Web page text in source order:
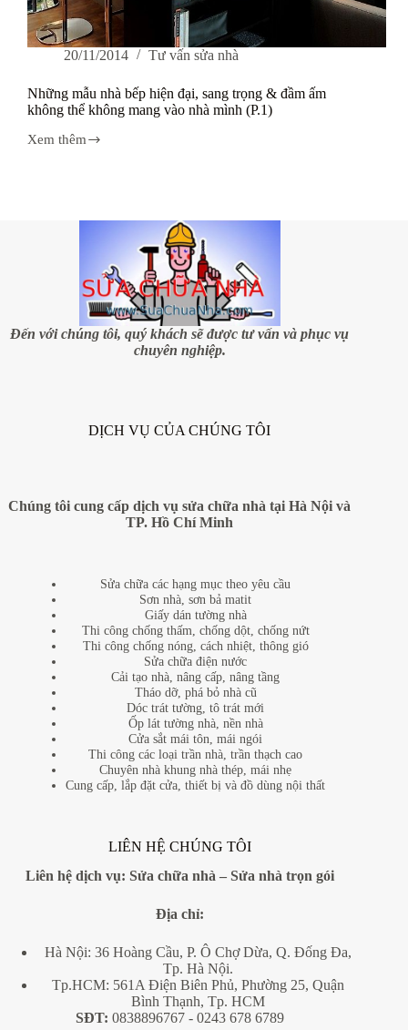
20/11/2014 Tư vấn sửa nhà
Những mẫu nhà bếp hiện đại, sang trọng & đầm ấm
không thể không mang vào nhà mình (P.1)
Xem thêm
Những
thể
Đến với chúng tôi, quý khách sẽ được tư vấn và phục vụ
chuyên nghiệp.
DỊCH VỤ CỦA CHÚNG TÔI
Chúng tôi cung cấp dịch vụ sửa chữa nhà tại Hà Nội và
TP. Hồ Chí Minh
Sửa chữa các hạng mục theo yêu cầu
Sơn nhà, sơn bả matit
Giấy dán tường nhà
Thi công chống thấm, chống dột, chống nứt
Thi công chống nóng, cách nhiệt, thông gió
Sửa chữa điện nước
Cải tạo nhà, nâng cấp, nâng tầng
Tháo dỡ, phá bỏ nhà cũ
Dóc trát tường, tô trát mới
Ốp lát tường nhà, nền nhà
Cửa sắt mái tôn, mái ngói
Thi công các loại trần nhà, trần thạch cao
Chuyên nhà khung nhà thép, mái nhẹ
Cung cấp, lắp đặt cửa, thiết bị và đồ dùng nội thất
LIÊN HỆ CHÚNG TÔI
Liên hệ dịch vụ: Sửa chữa nhà– Sửa nhà trọn gói
Địa chỉ:
Hà Nội: 36 Hoàng Cầu, P. Ô Chợ Dừa, Q. Đống Đa,
Tp. Hà Nội.
Tp.HCM: 561A Điện Biên Phủ, Phường 25, Quận
Bình Thạnh, Tp. HCM
SĐT: 0838896767- 0243 678 6789